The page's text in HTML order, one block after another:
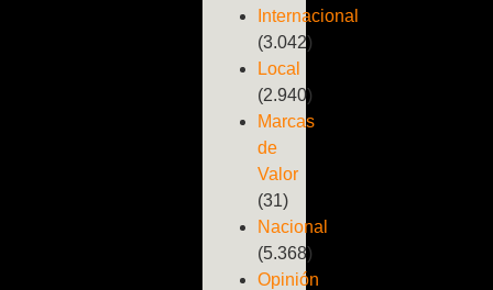
Internacional
(3.042)
Local
(2.940)
Marcas
de
Valor
(31)
Nacional
(5.368)
Opinión